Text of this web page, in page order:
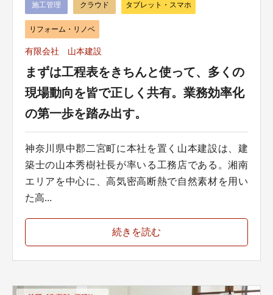
施工管理 クラウド タブレット・スマホ
リフォーム・リノベ
有限会社 山本建設
まずは工程表をきちんと使って、多くの
現場動向を皆で正しく共有。業務効率化
の第一歩を踏み出す。
神奈川県中郡二宮町に本社を置く山本建設は、建
築士の山本秀樹社長が率いる工務店である。湘南
エリアを中心に、高気密高断熱で自然素材を用い
た高...
続きを読む